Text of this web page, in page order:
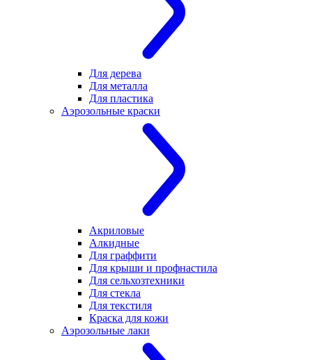
Для дерева
Для металла
Для пластика
Аэрозольные краски
Акриловые
Алкидные
Для граффити
Для крыши и профнастила
Для сельхозтехники
Для стекла
Для текстиля
Краска для кожи
Аэрозольные лаки